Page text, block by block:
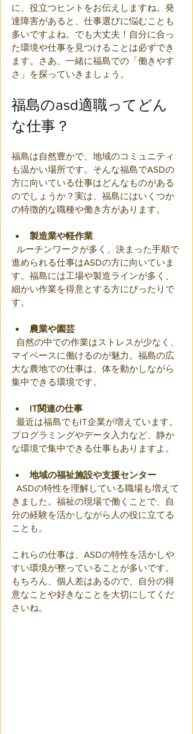
に、役立つヒントをお伝えしますね。発
達障害があると、仕事選びに悩むことも
多いですよね。でも大丈夫！自分に合っ
た環境や仕事を見つけることは必ずでき
ます。さあ、一緒に福島での「働きやす
さ」を探っていきましょう。
福島のasd適職ってどん
な仕事？
福島は自然豊かで、地域のコミュニティ
も温かい場所です。そんな福島でASDの
方に向いている仕事はどんなものがある
のでしょうか？実は、福島にはいくつか
の特徴的な職種や働き方があります。
製造業や軽作業
進められる仕事はASDの方に向いていま
す。福島には工場や製造ラインが多く、
細かい作業を得意とする方にぴったりで
す。
農業や園芸
マイペースに働けるのが魅力。福島の広
大な農地での仕事は、体を動かしながら
集中できる環境です。
IT関連の仕事
プログラミングやデータ入力など、静か
な環境で集中できる仕事もありますよ。
地域の福祉施設や支援センター
きました。福祉の現場で働くことで、自
分の経験を活かしながら人の役に立てる
ことも。
これらの仕事は、ASDの特性を活かしや
すい環境が整っていることが多いです。
もちろん、個人差はあるので、自分の得
意なことや好きなことを大切にしてくだ
さいね。